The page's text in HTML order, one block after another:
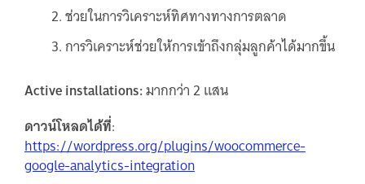
ช่วยในการวิเคราะห์ทิศทางทางการตลาด
การวิเคราะห์ช่วยให้การเข้าถึงกลุ่มลูกค้าได้มากขึ้น
Active installations:มากกว่า 2 แสน
ดาวน์โหลดได้ที่:
https://wordpress.org/plugins/woocommerce-
google-analytics-integration